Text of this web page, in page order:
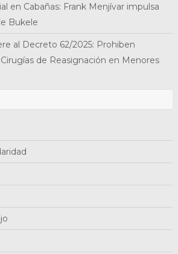
en Cabañas: Frank Menjívar impulsa
Bukele
al Decreto 62/2025: Prohiben
de Reasignación en Menores